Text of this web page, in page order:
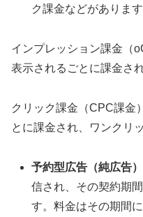
ク課金などがあります
インプレッション課金（
表示されるごとに課金さ
クリック課金（CPC課金
とに課金され、ワンクリ
予約型広告（純広告）
信され、その契約期
す。料金はその期間